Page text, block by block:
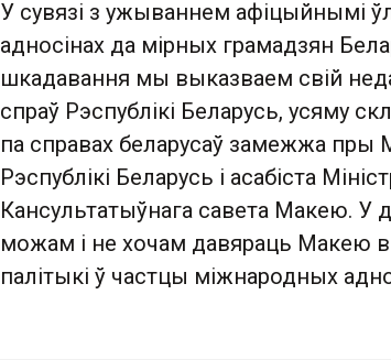
У сувязі з ужываннем афіцыйнымі
адносінах да мірных грамадзян
шкадавання мы выказваем свій
спраў Рэспублікі Беларусь, усяму
па справах беларусаў замежжа пры
Рэспублікі Беларусь і асабіста
Кансультатыўнага савета Макею.
можам і не хочам давяраць Макею
палітыкі ў частцы міжнародных